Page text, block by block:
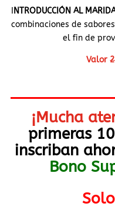
NTRODUCCIÓN AL
combinaciones de
el fin de
Valor
¡Mucha
primeras
inscriban
Bono